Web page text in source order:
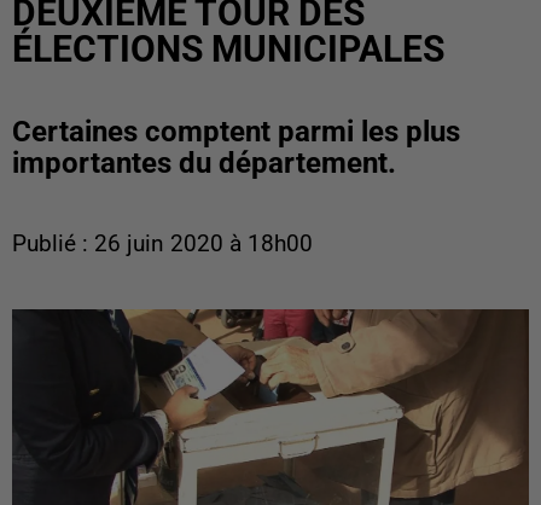
DEUXIÈME TOUR DES
ÉLECTIONS MUNICIPALES
Certaines comptent parmi les plus
importantes du département.
Publié : 26 juin 2020 à 18h00